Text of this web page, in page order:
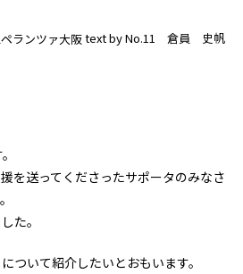
ペランツァ大阪text by No.11 倉員 史帆
を送ってくださったサポータのみなさ
た。
ついて紹介したいとおもいます。